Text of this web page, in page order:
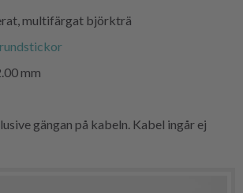
multifärgat björkträ
mm
gängan på kabeln. Kabel ingår ej